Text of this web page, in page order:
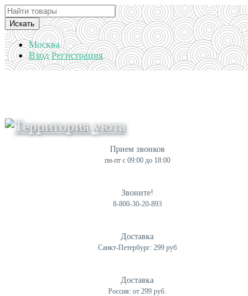
Искать
Москва
Вход Регистрация
Прием звонков
пн-пт с 09:00 до 18:00
Звоните!
8-800-30-20-893
Доставка
Санкт-Петербург: 299 руб
Доставка
Россия: от 299 руб.